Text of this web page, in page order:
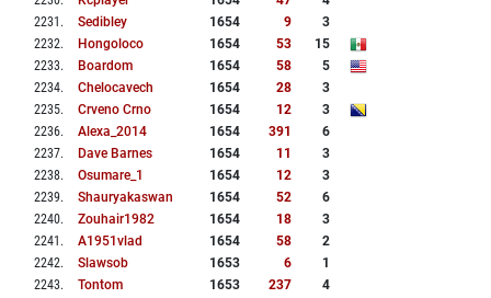
2231 . Sedibley 1654 9
3
2232. Hongoloco 1654 53
15
2233. Boardom 1654 58
5
2234. Chelocavech 1654 28
3
2235. Crveno Crno 1654 12
3
2236. Alexa_2014 1654 391
6
2237. Dave Barnes 1654 11
3
2238. Osumare_1 1654 12
3
2239. Shauryakaswan 1654 52
6
2240. Zouhair1982 1654 18
3
2241 . A1951vlad 1654 58
2
2242. Slawsob 1653 6
1
2243. Tontom 1653 237
4